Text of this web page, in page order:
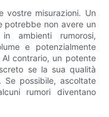
vostre misurazioni. Un
potrebbe non avere un
ambienti rumorosi,
e potenzialmente
contrario, un potente
se la sua qualità
possibile, ascoltate
rumori diventano